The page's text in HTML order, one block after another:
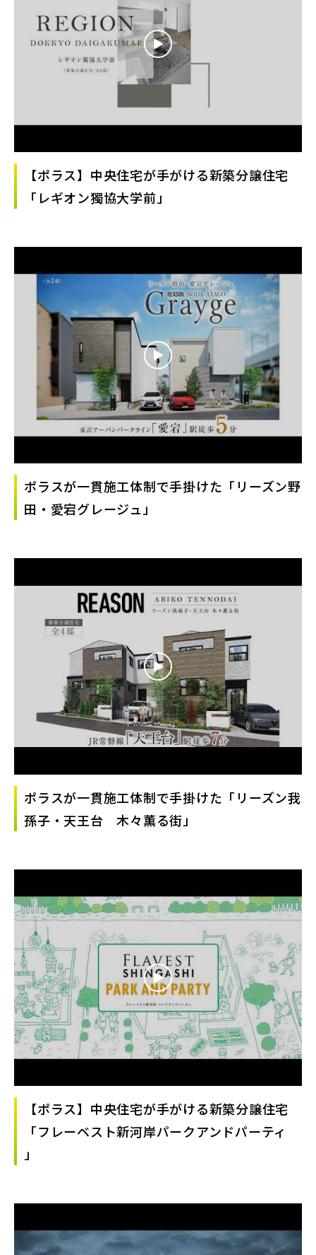
【ポラス】中央住宅が手がける新築分譲住宅
「レギオン獨協大学前」
ポラスが一貫施工体制で手掛けた「リーズン野
田・愛宕グレージュ」
ポラスが一貫施工体制で手掛けた「リーズン我
孫子・天王台 木々薫る街」
【ポラス】中央住宅が手がける新築分譲住宅
「フレーベスト新河岸パークアンドパーティ
」